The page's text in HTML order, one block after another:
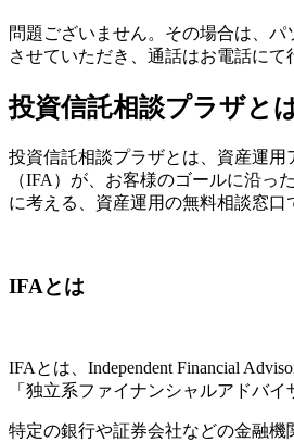
問題ございません。その場合は、
させていただき、通話はお電話にて
投資信託相談プラザと
投資信託相談プラザとは、資産運用
（IFA）が、お客様のゴールに沿っ
に考える、資産運用の無料相談窓口
IFAとは
IFAとは、Independent Financial
「独立系ファイナンシャルアドバイ
特定の銀行や証券会社などの金融機